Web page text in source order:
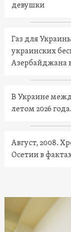
девушки
Газ для
украинских
Азербайджана
В Украине
летом 2026
Август, 2008.
Осетии в